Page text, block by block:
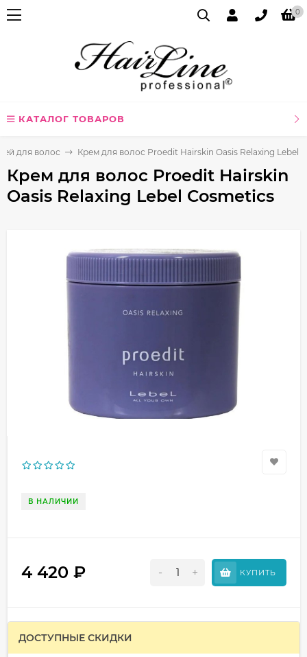
0
КАТАЛОГ ТОВАРОВ
для волос Крем для волос Proedit Hairskin Oasis Relaxing Lebel
Крем для волос Proedit Hairskin
Oasis Relaxing Lebel Cosmetics
В НАЛИЧИИ
4 420 ₽ - + КУПИТЬ
ДОСТУПНЫЕ СКИДКИ